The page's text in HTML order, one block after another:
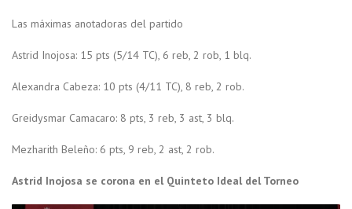
Las máximas anotadoras del partido
Astrid Inojosa: 15 pts (5/14 TC), 6 reb, 2 rob, 1 blq.
Alexandra Cabeza: 10 pts (4/11 TC), 8 reb, 2 rob.
Greidysmar Camacaro: 8 pts, 3 reb, 3 ast, 3 blq.
Mezharith Beleño: 6 pts, 9 reb, 2 ast, 2 rob.
Astrid Inojosa se corona en el Quinteto Ideal del Torneo